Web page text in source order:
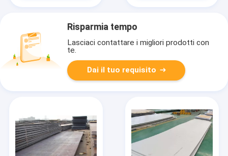
Risparmia tempo
Lasciaci contattare i migliori prodotti con
te.
Dai il tuo requisito